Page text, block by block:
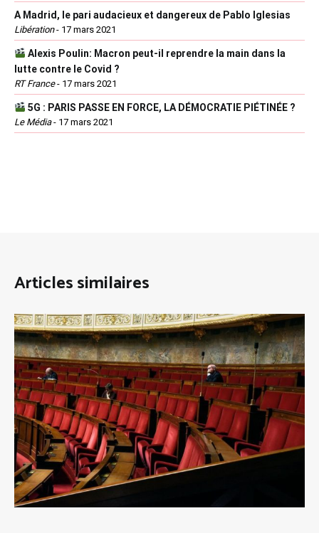
A Madrid, le pari audacieux et dangereux de Pablo Iglesias
Libération- 17 mars 2021
Alexis Poulin: Macron peut-il reprendre la main dans la
lutte contre le Covid ?
RT France- 17 mars 2021
5G : PARIS PASSE EN FORCE, LA DÉMOCRATIE PIÉTINÉE ?
Le Média- 17 mars 2021
Articles similaires